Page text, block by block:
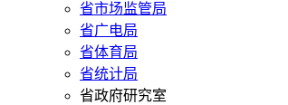
省市场监管局
省广电局
省体育局
省统计局
省政府研究室